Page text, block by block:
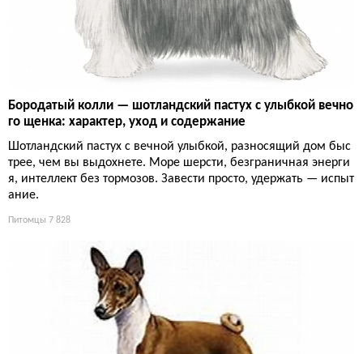
Бородатый колли — шотландский пастух с улыбкой вечно
го щенка: характер, уход и содержание
Шотландский пастух с вечной улыбкой, разносящий дом быс
трее, чем вы выдохнете. Море шерсти, безграничная энерги
я, интеллект без тормозов. Завести просто, удержать — испыт
ание.
Питомцы 7 828